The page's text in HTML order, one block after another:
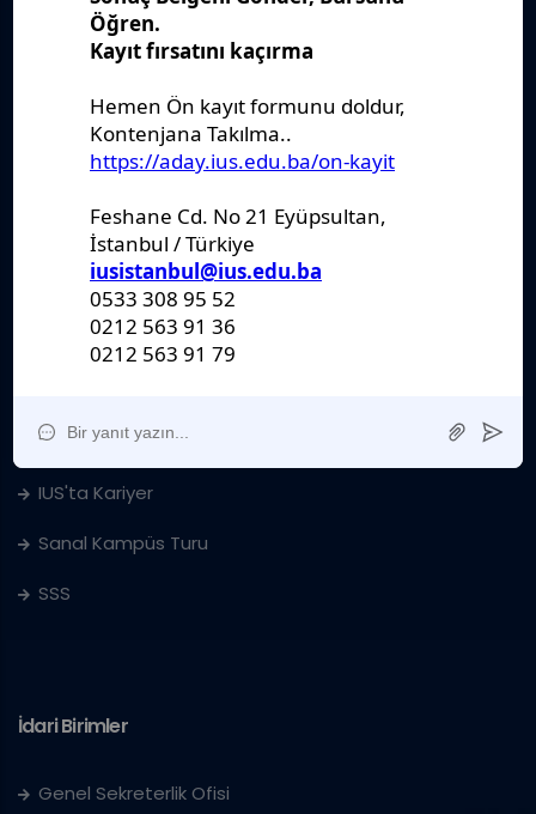
Kararlar
Raporlar
Formlar
Kayıt Kabul
Denklik
Ders Katalogları
Sanat Galerisi
IUS'ta Kariyer
Sanal Kampüs Turu
SSS
İdari Birimler
Genel Sekreterlik Ofisi